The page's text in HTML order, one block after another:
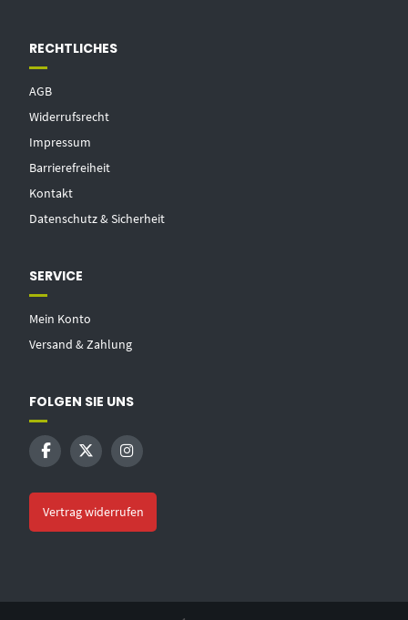
RECHTLICHES
AGB
Widerrufsrecht
Impressum
Barrierefreiheit
Kontakt
Datenschutz & Sicherheit
SERVICE
Mein Konto
Versand & Zahlung
FOLGEN SIE UNS
Vertrag widerrufen